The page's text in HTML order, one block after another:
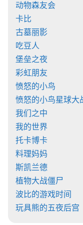
动物森友会
卡比
古墓丽影
吃豆人
堡垒之夜
彩虹朋友
愤怒的小鸟
愤怒的小鸟星球大
我们之中
我的世界
托卡博卡
料理妈妈
斯凯兰德
植物大战僵尸
波比的游戏时间
玩具熊的五夜后宫